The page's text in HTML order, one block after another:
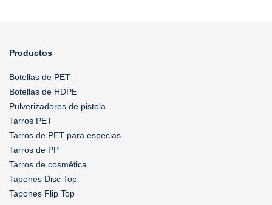
Productos
Botellas de PET
Botellas de HDPE
Pulverizadores de pistola
Tarros PET
Tarros de PET para especias
Tarros de PP
Tarros de cosmética
Tapones Disc Top
Tapones Flip Top